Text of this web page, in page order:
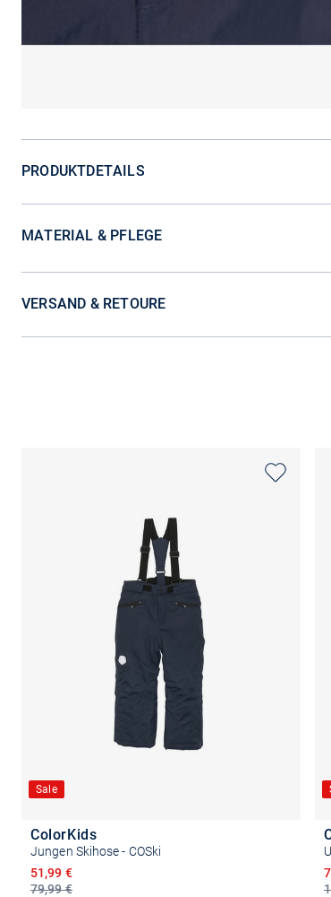
PRODUKTDETAILS
MATERIAL & PFLEGE
VERSAND & RETOURE
Sale
ColorKids
Jungen Skihose - COSki
79,99 €
Ermäßigter Preis
51,99 €